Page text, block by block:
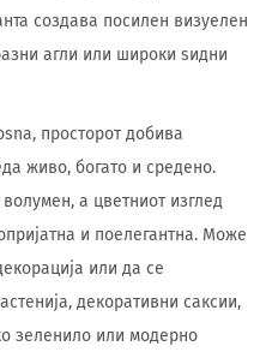
создава посилен визуелен
агли или широки ѕидни
просторот добива
живо, богато и средено.
а цветниот изглед
и поелегантна. Може
или да се
декоративни саксии,
зеленило или модерно